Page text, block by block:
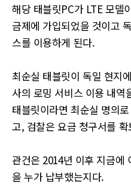
해당 태블릿PC가 LTE 모델
금제에 가입되었을 것이고
스를 이용하게 된다.
최순실 태블릿이 독일 현지
사의 로밍 서비스 이용 내역
태블릿이라면 최순실 명의
고, 검찰은 요금 청구서를
관건은 2014년 이후 지금에
을 누가 납부했는지다.